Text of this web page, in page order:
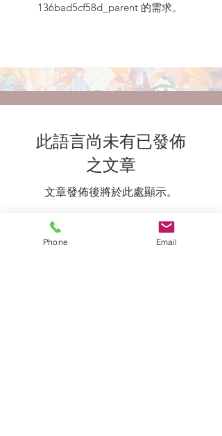
136bad5cf58d_parent 的需求。
此語言尚未有已發佈
之文章
文章發佈後將於此處顯示。
Phone Email